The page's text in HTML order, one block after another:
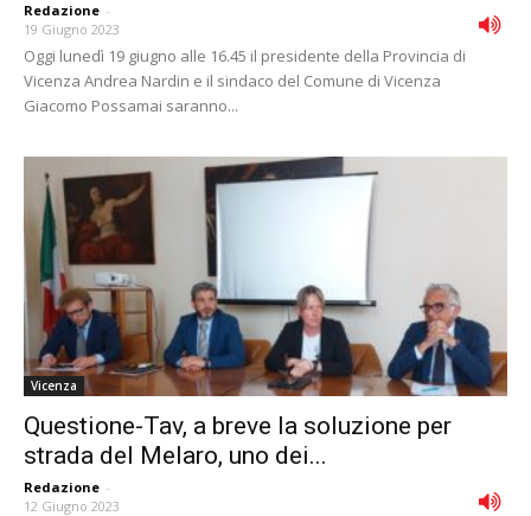
Redazione -
19 Giugno 2023
Oggi lunedì 19 giugno alle 16.45 il presidente della Provincia di
Vicenza Andrea Nardin e il sindaco del Comune di Vicenza
Giacomo Possamai saranno...
Vicenza
Questione-Tav, a breve la soluzione per
strada del Melaro, uno dei...
Redazione -
12 Giugno 2023